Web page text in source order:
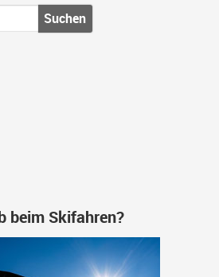
Suchen
beim Skifahren?